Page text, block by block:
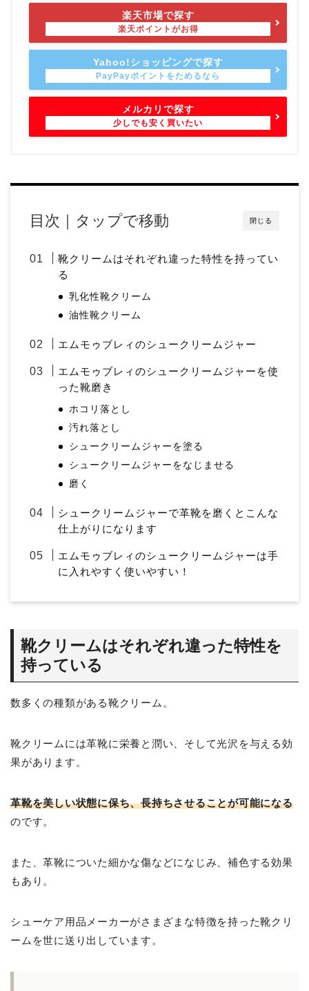
楽天市場で探す
Yahoo!ショッピングで探す
メルカリで探す
閉じる
目次｜タップで移動
靴クリームはそれぞれ違った特性を持ってい
る
乳化性靴クリーム
油性靴クリーム
エムモゥブレィのシュークリームジャー
エムモゥブレィのシュークリームジャーを使
った靴磨き
ホコリ落とし
汚れ落とし
シュークリームジャーを塗る
シュークリームジャーをなじませる
磨く
シュークリームジャーで革靴を磨くとこんな
仕上がりになります
エムモゥブレィのシュークリームジャーは手
に入れやすく使いやすい！
靴クリームはそれぞれ違った特性を
持っている
数多くの種類がある靴クリーム。
靴クリームには革靴に栄養と潤い、そして光沢を与える効
果があります。
革靴を美しい状態に保ち、長持ちさせることが可能になる
のです。
また、革靴についた細かな傷などになじみ、補色する効果
もあり。
シューケア用品メーカーがさまざまな特徴を持った靴クリ
ームを世に送り出しています。